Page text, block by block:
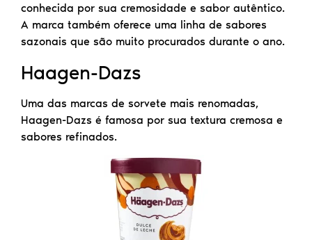
conhecida por sua cremosidade e sabor autêntico.
A marca também oferece uma linha de sabores
sazonais que são muito procurados durante o ano.
Haagen-Dazs
Uma das marcas de sorvete mais renomadas,
Haagen-Dazs é famosa por sua textura cremosa e
sabores refinados.